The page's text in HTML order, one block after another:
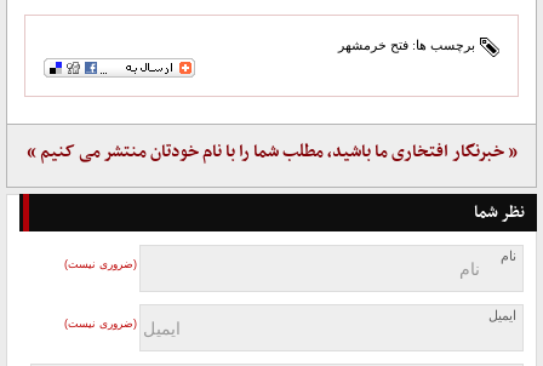
برچسب ها: فتح خرمشهر
« خبرنگار افتخاری ما باشید، مطلب شما را با نام خودتان منتشر می کنیم »
نظر شما
نام
(ضروری نیست)
ایمیل
(ضروری نیست)